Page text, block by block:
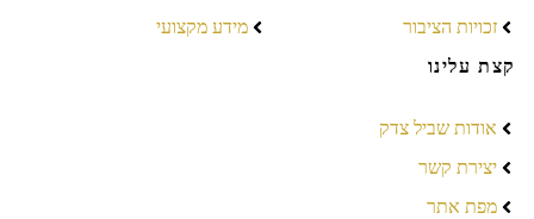
זכויות הציבור
מידע מקצועי
קצת עלינו
אודות שביל צדק
יצירת קשר
מפת אתר